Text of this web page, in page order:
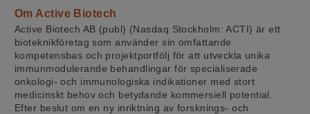
Om Active Biotech
Active Biotech AB (publ) (Nasdaq Stockholm: ACTI) är ett
bioteknikföretag som använder sin omfattande
kompetensbas och projektportfölj för att utveckla unika
immunmodulerande behandlingar för specialiserade
onkologi- och immunologiska indikationer med stort
medicinskt behov och betydande kommersiell potential.
Efter beslut om en ny inriktning av forsknings- och